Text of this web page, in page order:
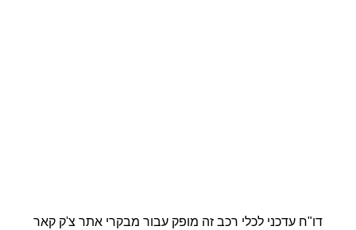
דו"ח עדכני לכלי רכב זה מופק עבור מבקרי אתר צ'ק קאר